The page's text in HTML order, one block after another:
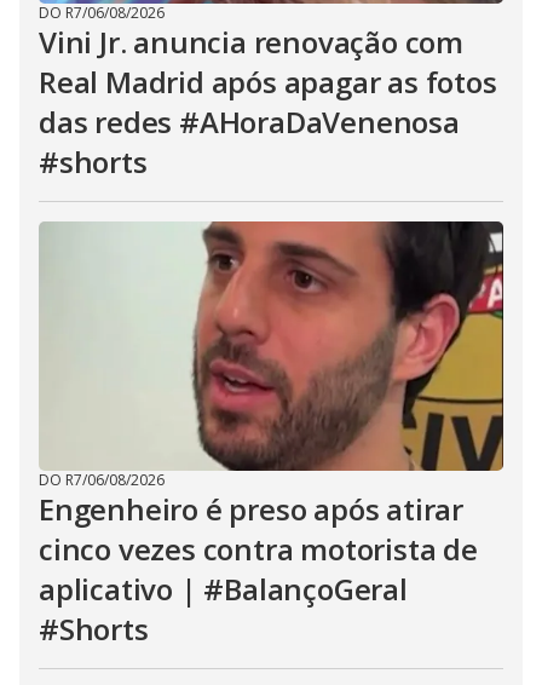
DO R7/06/08/2026
Vini Jr. anuncia renovação com
Real Madrid após apagar as fotos
das redes #AHoraDaVenenosa
#shorts
DO R7/06/08/2026
Engenheiro é preso após atirar
cinco vezes contra motorista de
aplicativo | #BalançoGeral
#Shorts